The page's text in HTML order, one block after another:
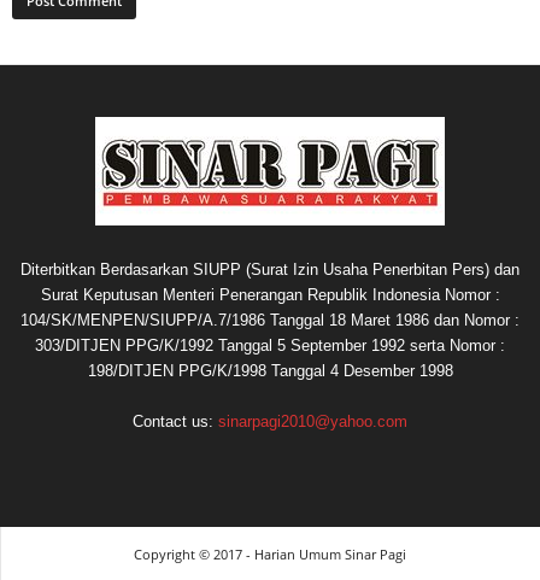
Diterbitkan Berdasarkan SIUPP (Surat Izin Usaha Penerbitan Pers) dan
Surat Keputusan Menteri Penerangan Republik Indonesia Nomor :
104/SK/MENPEN/SIUPP/A.7/1986 Tanggal 18 Maret 1986 dan Nomor :
303/DITJEN PPG/K/1992 Tanggal 5 September 1992 serta Nomor :
198/DITJEN PPG/K/1998 Tanggal 4 Desember 1998
Contact us: sinarpagi2010@yahoo.com
Copyright © 2017 - Harian Umum Sinar Pagi